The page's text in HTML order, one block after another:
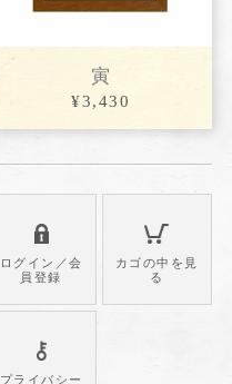
寅
¥3,430
ログイン／会
員登録
カゴの中を見
る
プライバシー